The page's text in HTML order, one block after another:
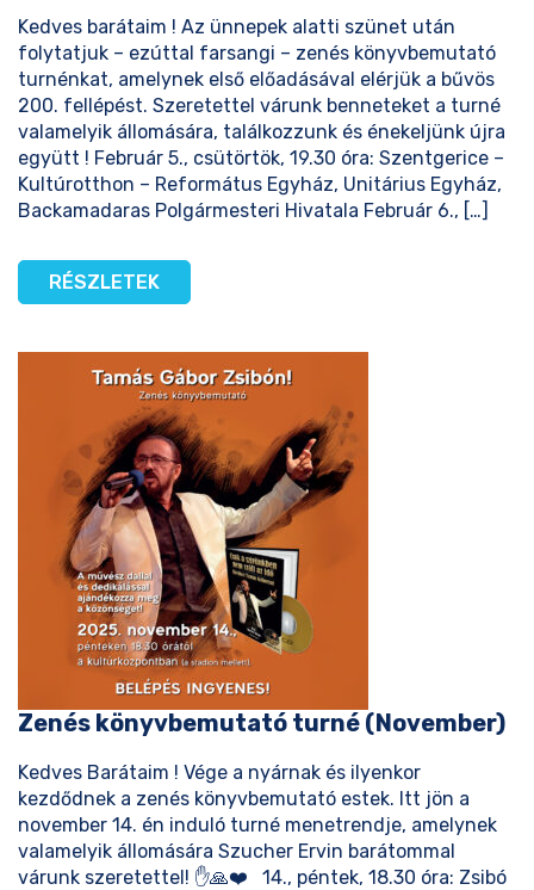
Kedves barátaim ! Az ünnepek alatti szünet után
folytatjuk – ezúttal farsangi – zenés könyvbemutató
turnénkat, amelynek első előadásával elérjük a bűvös
200. fellépést. Szeretettel várunk benneteket a turné
valamelyik állomására, találkozzunk és énekeljünk újra
együtt ! Február 5., csütörtök, 19.30 óra: Szentgerice –
Kultúrotthon – Református Egyház, Unitárius Egyház,
Backamadaras Polgármesteri Hivatala Február 6., […]
RÉSZLETEK
Zenés könyvbemutató turné (November)
Kedves Barátaim ! Vége a nyárnak és ilyenkor
kezdődnek a zenés könyvbemutató estek. Itt jön a
november 14. én induló turné menetrendje, amelynek
valamelyik állomására Szucher Ervin barátommal
várunk szeretettel! ✋🙏❤️ 14., péntek, 18.30 óra: Zsibó